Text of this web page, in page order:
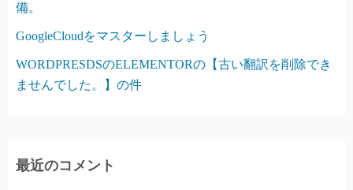
備。
GoogleCloudをマスターしましょう
WORDPRESDSのELEMENTORの【古い翻訳を削除でき
ませんでした。】の件
最近のコメント